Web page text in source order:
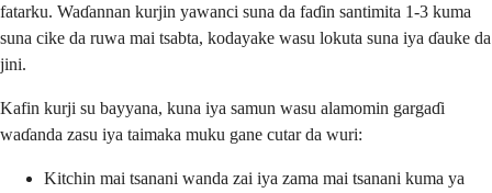
fatarku. Waɗannan kurjin yawanci suna da faɗin santimita 1-3 kuma
suna cike da ruwa mai tsabta, kodayake wasu lokuta suna iya ɗauke da
jini.
Kafin kurji su bayyana, kuna iya samun wasu alamomin gargaɗi
waɗanda zasu iya taimaka muku gane cutar da wuri:
Kitchin mai tsanani wanda zai iya zama mai tsanani kuma ya